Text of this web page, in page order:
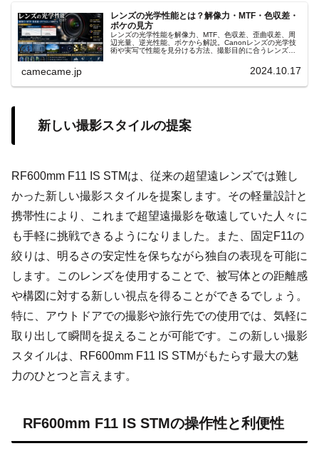
レンズの光学性能とは？解像力・MTF・色収差・
ボケの見方
レンズの光学性能を解像力、MTF、色収差、歪曲収差、周
辺光量、逆光性能、ボケから解説。Canonレンズの光学技
術や実写で性能を見分ける方法、撮影目的に合うレンズ選
camecame.jp 2024.10.17
新しい撮影スタイルの提案
RF600mm F11 IS STMは、従来の超望遠レンズでは難し
かった新しい撮影スタイルを提案します。その軽量設計と
携帯性により、これまで超望遠撮影を敬遠していた人々に
も手軽に挑戦できるようになりました。また、固定F11の
絞りは、明るさの安定性を保ちながら独自の表現を可能に
します。このレンズを使用することで、被写体との距離感
や構図に対する新しい視点を得ることができるでしょう。
特に、アウトドアでの撮影や旅行先での使用では、気軽に
取り出して瞬間を捉えることが可能です。この新しい撮影
スタイルは、RF600mm F11 IS STMがもたらす最大の魅
力のひとつと言えます。
RF600mm F11 IS STMの操作性と利便性